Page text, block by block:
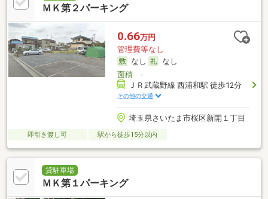
ＭＫ第２パーキング
0.66万円
管理費等なし
なし
なし
面積-
ＪＲ武蔵野線 西浦和駅 徒歩12分
その他の交通
埼玉県さいたま市桜区新開１丁目
即引き渡し可 駅から徒歩15分以内
貸駐車場
ＭＫ第１パーキング